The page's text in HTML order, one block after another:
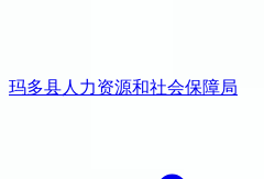
玛多县人力资源和社会保障局